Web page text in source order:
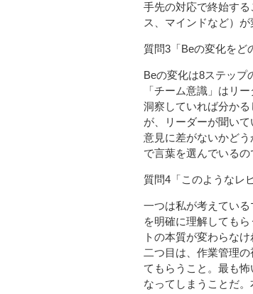
手先の対応で終始す
ス、マインドなど）
質問3「Beの変化をど
Beの変化は8ステップ
「チーム意識」はリ
洞察していれば分か
が、リーダーが聞い
意見に差がないかど
で言葉を選んでいるの
質問4「このようなレ
一つは私が考えてい
を明確に理解しても
トの本質が変わらな
二つ目は、作業管理
てもらうこと。最も
なってしまうことだ